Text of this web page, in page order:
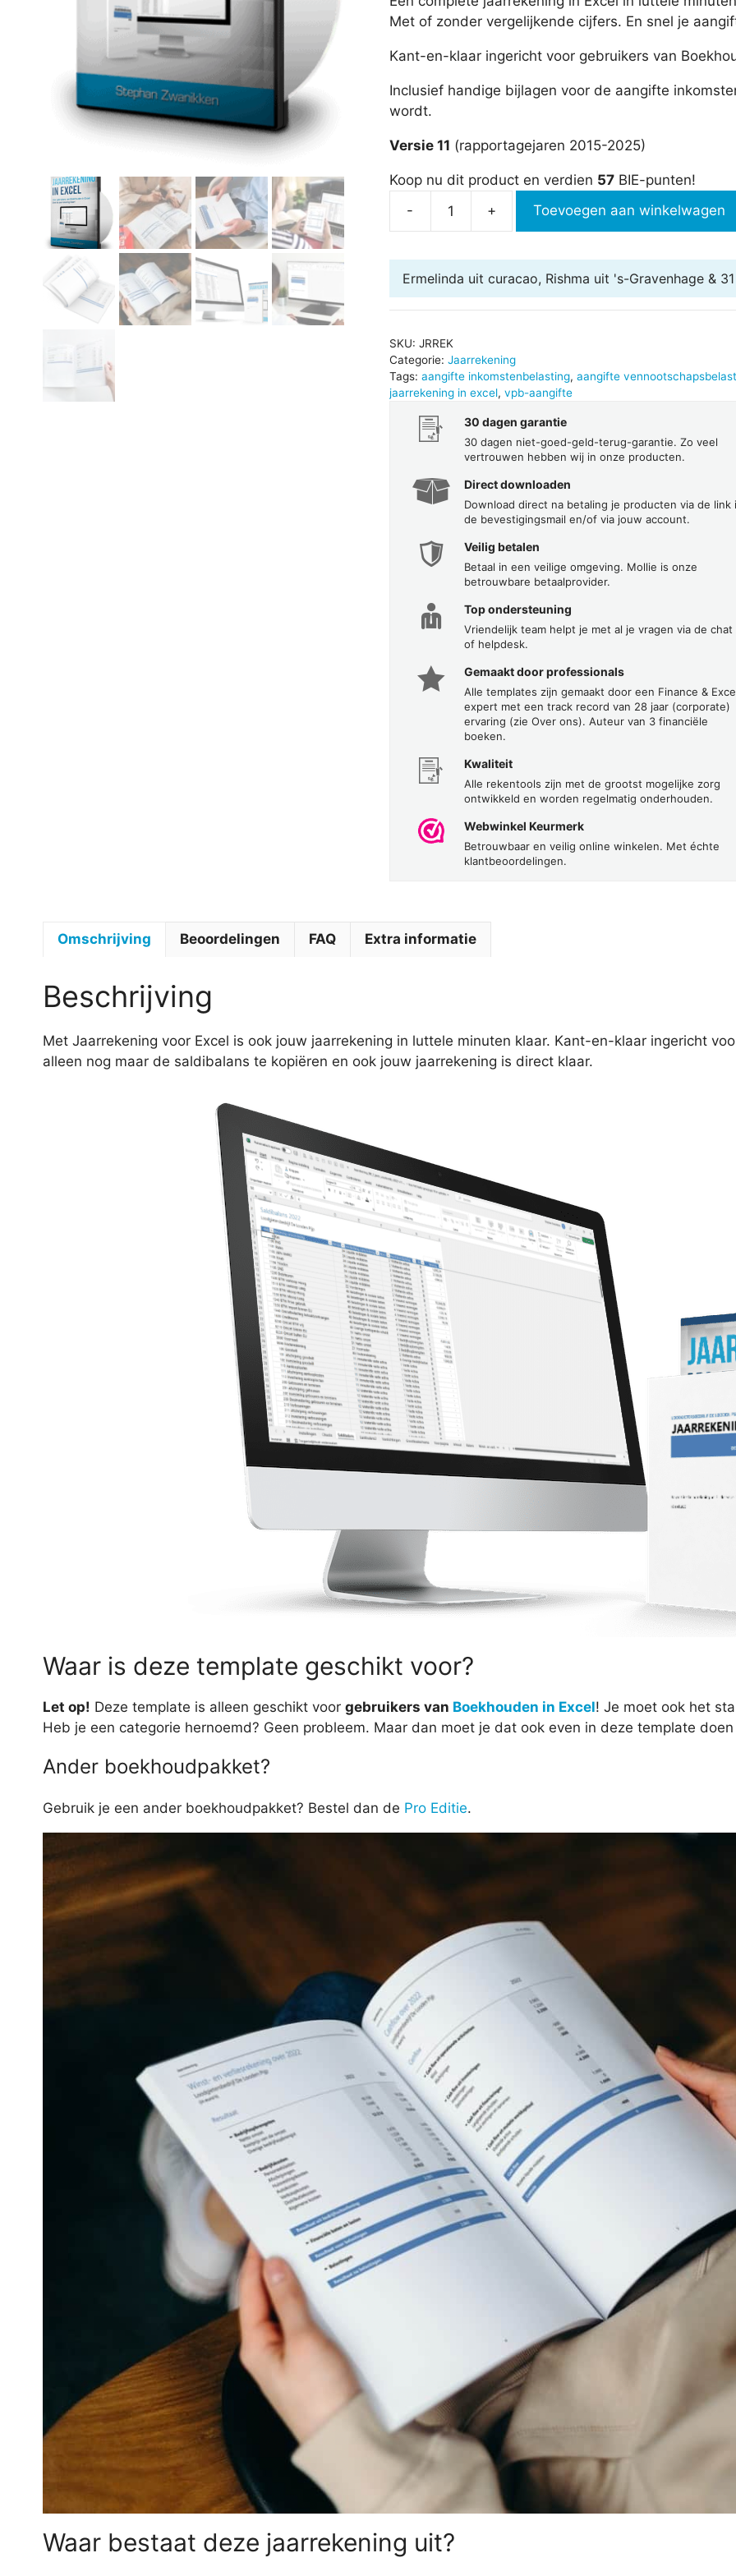
Met of zonder vergelijkende cijfers. En snel je
Kant-en-klaar ingericht voor gebruikers van
Inclusief handige bijlagen voor de aangifte
wordt.
Versie 11 (rapportagejaren 2015-2025)
Koop nu dit product en verdien 57BIE-punten!
-
Jaarrekening
Excel
aantal
+ Toevoegen aan winkelwagen
Ermelinda uit curacao, Rishma uit 's-Gravenhage &
SKU: JRREK
Categorie: Jaarrekening
Tags: aangifte inkomstenbelasting, aangifte
jaarrekening in excel, vpb-aangifte
30 dagen garantie
30 dagen niet-goed-geld-terug-garantie. Zo veel
vertrouwen hebben wij in onze producten.
Direct downloaden
Download direct na betaling je producten via de link
de bevestigingsmail en/of via jouw account.
Veilig betalen
Betaal in een veilige omgeving. Mollie is onze
betrouwbare betaalprovider.
Top ondersteuning
Vriendelijk team helpt je met al je vragen via de chat
of helpdesk.
Gemaakt door professionals
Alle templates zijn gemaakt door een Finance &
expert met een track record van 28 jaar (corporate)
ervaring (zie Over ons). Auteur van 3 financiële
boeken.
Kwaliteit
Alle rekentools zijn met de grootst mogelijke zorg
ontwikkeld en worden regelmatig onderhouden.
Webwinkel Keurmerk
Betrouwbaar en veilig online winkelen. Met échte
klantbeoordelingen.
Omschrijving Beoordelingen FAQ Extra informatie
Beschrijving
Met Jaarrekening voor Excel is ook jouw jaarrekening in luttele minuten klaar. Kant-en-klaar ingericht
alleen nog maar de saldibalans te kopiëren en ook jouw jaarrekening is direct klaar.
Waar is deze template geschikt voor?
Let op! Deze template is alleen geschikt voor gebruikers van Boekhouden in Excel! Je moet ook het
Heb je een categorie hernoemd? Geen probleem. Maar dan moet je dat ook even in deze template
Ander boekhoudpakket?
Gebruik je een ander boekhoudpakket? Bestel dan de Pro Editie.
Waar bestaat deze jaarrekening uit?